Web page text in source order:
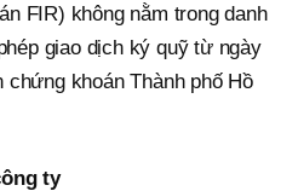
FIR) không nằm trong danh
giao dịch ký quỹ từ ngày
chứng khoán Thành phố Hồ
ty